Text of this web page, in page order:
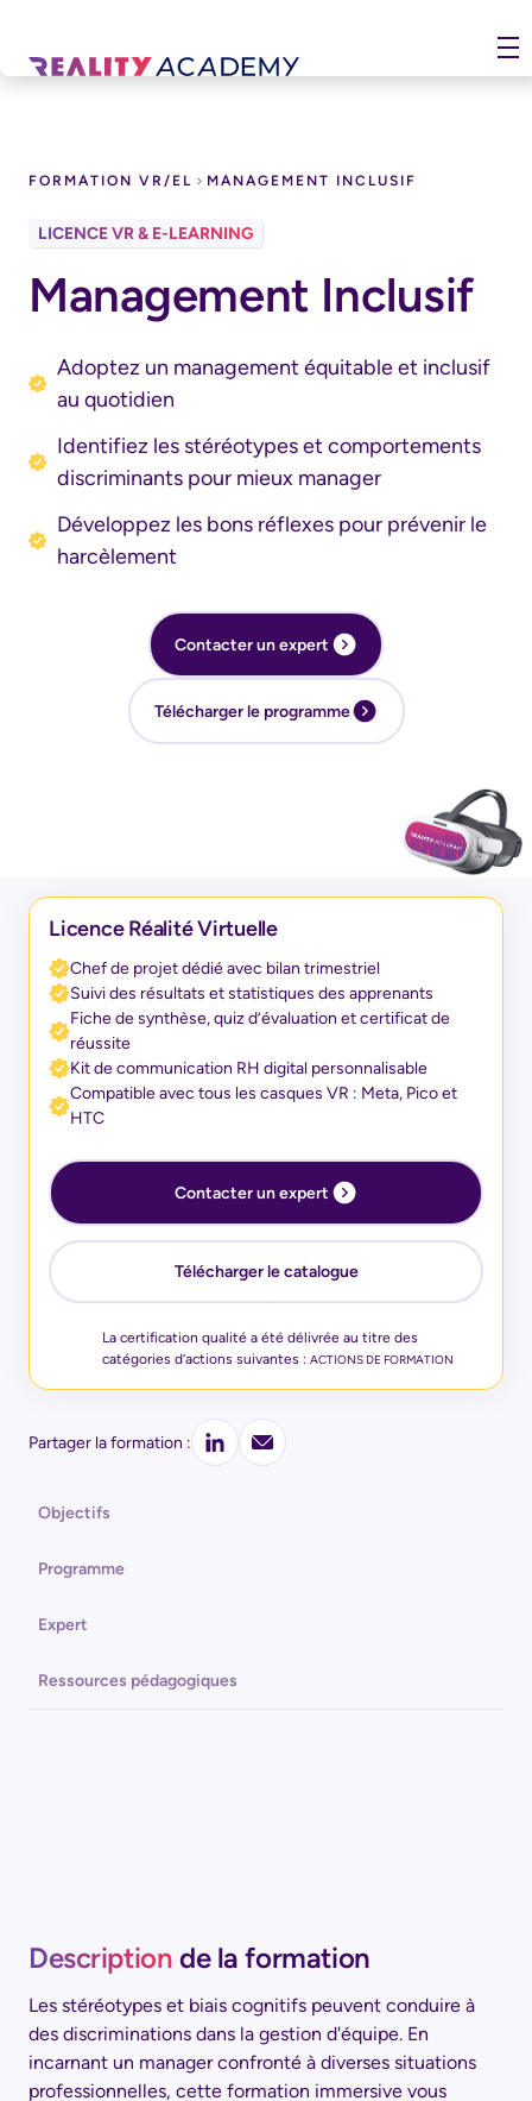
Télécharger le catalogue
Nom
Email Professionnel
Téléphone
Entreprise
Type d'enreprise
Secteur d'activités
FORMATION VR/EL MANAGEMENT INCLUSIF
LICENCE VR & E-LEARNING
Management Inclusif
Adoptez un management équitable et inclusif
au quotidien
Identifiez les stéréotypes et comportements
discriminants pour mieux manager
Développez les bons réflexes pour prévenir le
harcèlement
Contacter un expert
Télécharger le programme
Objectifs
Programme
Expert
Ressources pédagogiques
Description de la formation
Les stéréotypes et biais cognitifs peuvent conduire à
des discriminations dans la gestion d'équipe. En
incarnant un manager confronté à diverses situations
professionnelles, cette formation immersive vous
Licence Réalité Virtuelle
Chef de projet dédié avec bilan trimestriel
Suivi des résultats et statistiques des apprenants
Fiche de synthèse, quiz d’évaluation et certificat de
réussite
Kit de communication RH digital personnalisable
Compatible avec tous les casques VR : Meta, Pico et
HTC
Contacter un expert
Télécharger le catalogue
La certification qualité a été délivrée au titre des
catégories d’actions suivantes :ACTIONS DE FORMATION
Partager la formation :